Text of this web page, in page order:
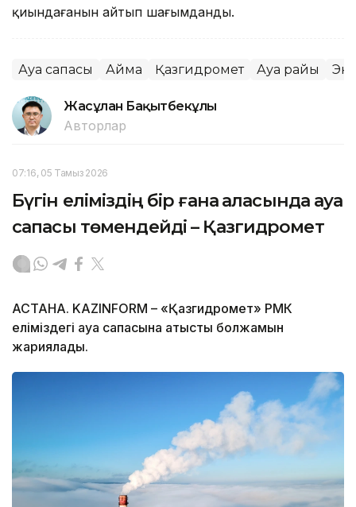
қиындағанын айтып шағымданды.
Ауа сапасы Аймақ Қазгидромет Ауа райы
Жасұлан Бақытбекұлы
Авторлар
07:16, 05 Тамыз 2026
Бүгін еліміздің бір ғана қаласында ауа
сапасы төмендейді – Қазгидромет
АСТАНА. KAZINFORM – «Қазгидромет» РМК
еліміздегі ауа сапасына қатысты болжамын
жариялады.